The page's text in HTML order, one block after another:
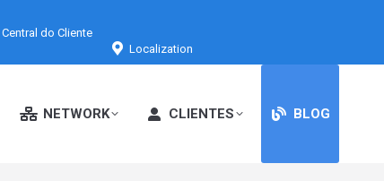
Central do Cliente
Localization
NETWORK CLIENTES BLOG